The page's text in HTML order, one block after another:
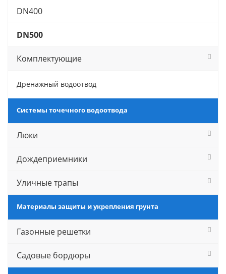
DN400
DN500
Комплектующие
Дренажный водоотвод
Системы точечного водоотвода
Люки
Дождеприемники
Уличные трапы
Материалы защиты и укрепления грунта
Газонные решетки
Садовые бордюры